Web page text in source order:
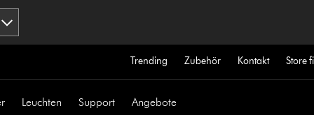
Trending Zubehör Kontakt Store
Leuchten Support Angebote